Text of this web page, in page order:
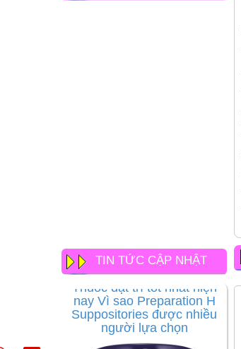
TIN TỨC CẬP NHẬT
Thuốc đặt trĩ tốt nhất hiện
nay Vì sao Preparation H
Suppositories được nhiều
người lựa chọn